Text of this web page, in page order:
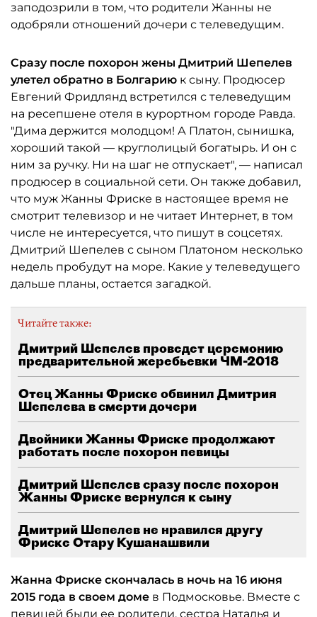
заподозрили в том, что родители Жанны не
одобряли отношений дочери с телеведущим.
Сразу после похорон жены Дмитрий Шепелев
улетел обратно в Болгарию к сыну. Продюсер
Евгений Фридлянд встретился с телеведущим
на ресепшене отеля в курортном городе Равда.
"Дима держится молодцом! А Платон, сынишка,
хороший такой — круглолицый богатырь. И он с
ним за ручку. Ни на шаг не отпускает", — написал
продюсер в социальной сети. Он также добавил,
что муж Жанны Фриске в настоящее время не
смотрит телевизор и не читает Интернет, в том
числе не интересуется, что пишут в соцсетях.
Дмитрий Шепелев с сыном Платоном несколько
недель пробудут на море. Какие у телеведущего
дальше планы, остается загадкой.
Читайте также:
Дмитрий Шепелев проведет церемонию
предварительной жеребьевки ЧМ-2018
Отец Жанны Фриске обвинил Дмитрия
Шепелева в смерти дочери
Двойники Жанны Фриске продолжают
работать после похорон певицы
Дмитрий Шепелев сразу после похорон
Жанны Фриске вернулся к сыну
Дмитрий Шепелев не нравился другу
Фриске Отару Кушанашвили
Жанна Фриске скончалась в ночь на 16 июня
2015 года в своем доме в Подмосковье. Вместе с
певицей были ее родители, сестра Наталья и